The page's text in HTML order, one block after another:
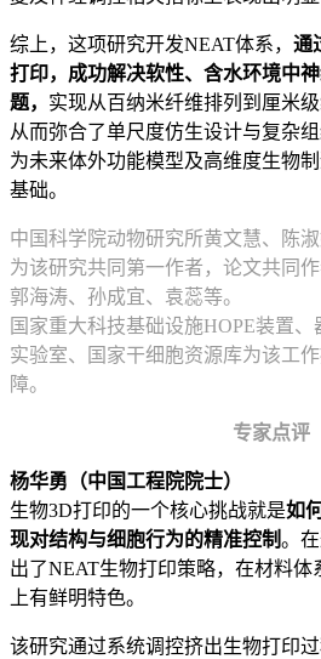
综上，这项研究开发NEAT体系， 通
打印，成功解决软性、含水环境中
题， 实现从百纳米纤维排列到厘米
从而弥合了单尺度仿生设计与复杂
为未来体外功能模型及高维度生物
基础。
中国科学院动物研究所黄文慧、陈
为该研究共同第一作者，论文共同
郭海涛、孙成宜、袁蕊等。
国家重大科技基础设施HOPE装置
实验室、国家干细胞资源库为该工
障。
专家点评
杨华勇（中国工程院院士）
生物3D打印的一个核心挑战就是如
现对结构与细胞行为的精准控制。
出了NEAT生物打印策略，在材料
上有鲜明特色。
该研究通过系统调控挤出生物打印